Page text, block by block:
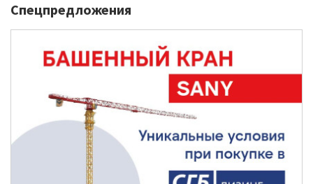
Спецпредложения